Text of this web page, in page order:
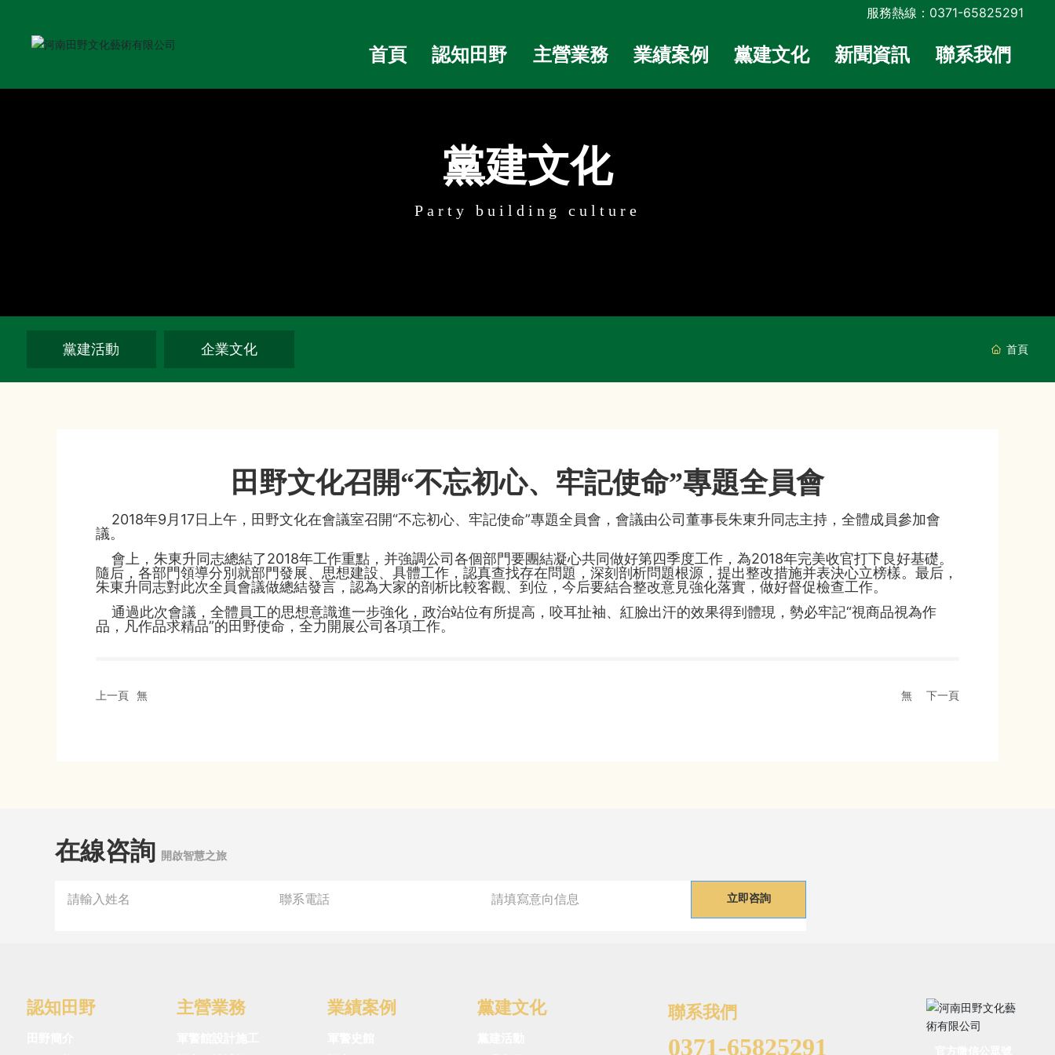
服務熱線：0371-65825291
首頁 認知田野 主營業務 業績案例 黨建文化 新聞資訊 聯系我們
黨建文化
Party building culture
黨建活動 企業文化 首頁
田野文化召開“不忘初心、牢記使命”專題全員會
2018年9月17日上午，田野文化在會議室召開“不忘初心、牢記使命”專題全員會，會議由公司董事長朱東升同志主持，全體成員參加會
議。
會上，朱東升同志總結了2018年工作重點，并強調公司各個部門要團結凝心共同做好第四季度工作，為2018年完美收官打下良好基礎。
隨后，各部門領導分別就部門發展、思想建設、具體工作，認真查找存在問題，深刻剖析問題根源，提出整改措施并表決心立榜樣。最后，
朱東升同志對此次全員會議做總結發言，認為大家的剖析比較客觀、到位，今后要結合整改意見強化落實，做好督促檢查工作。
通過此次會議，全體員工的思想意識進一步強化，政治站位有所提高，咬耳扯袖、紅臉出汗的效果得到體現，勢必牢記“視商品視為作
品，凡作品求精品”的田野使命，全力開展公司各項工作。
上一頁 無 無 下一頁
在線咨詢 開啟智慧之旅
立即咨詢
認知田野 主營業務 業績案例 黨建文化 聯系我們
0371-65825291